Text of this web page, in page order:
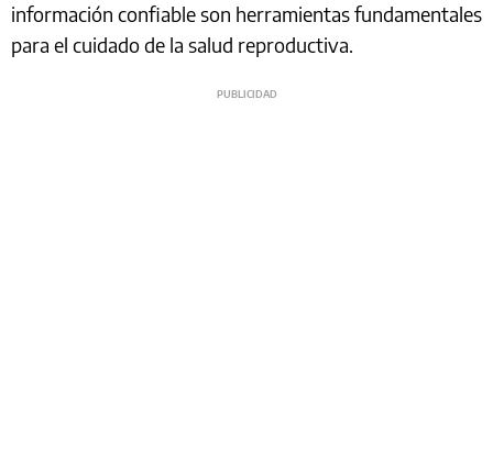
información confiable son herramientas fundamentales
para el cuidado de la salud reproductiva.